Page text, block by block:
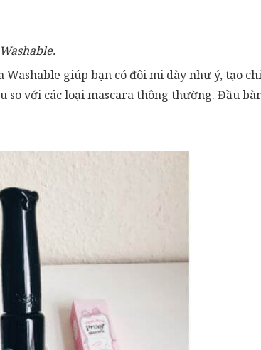
giúp bạn có đôi mi dày như ý, tạo
với các loại mascara thông thường. Đầu